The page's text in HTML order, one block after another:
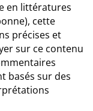
en littératures
cette
précises et
sur ce contenu
basés sur des